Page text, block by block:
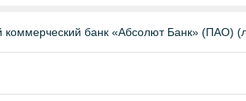
коммерческий банк «Абсолют Банк» (ПАО)